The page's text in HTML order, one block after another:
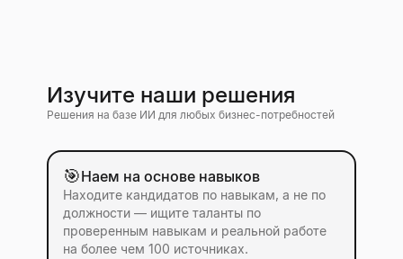
Изучите наши решения
Решения на базе ИИ для любых бизнес-потребностей
🎯Наем на основе навыков
Находите кандидатов по навыкам, а не по
должности — ищите таланты по
проверенным навыкам и реальной работе
на более чем 100 источниках.